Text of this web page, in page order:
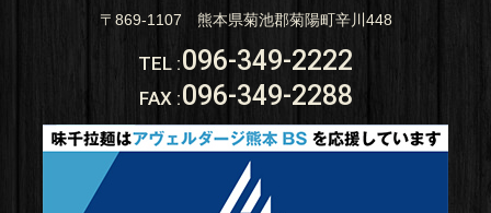
〒869-1107 熊本県菊池郡菊陽町辛川448
TEL :096-349-2222
FAX :096-349-2288